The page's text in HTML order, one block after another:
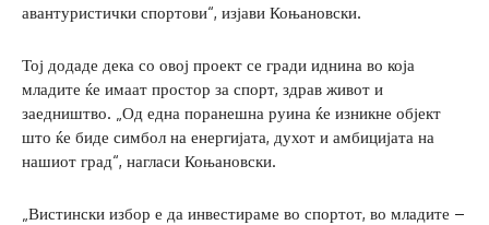
авантуристички спортови“, изјави Коњановски.
Тој додаде дека со овој проект се гради иднина во која
младите ќе имаат простор за спорт, здрав живот и
заедништво. „Од една поранешна руина ќе изникне објект
што ќе биде симбол на енергијата, духот и амбицијата на
нашиот град“, нагласи Коњановски.
„Вистински избор е да инвестираме во спортот, во младите –